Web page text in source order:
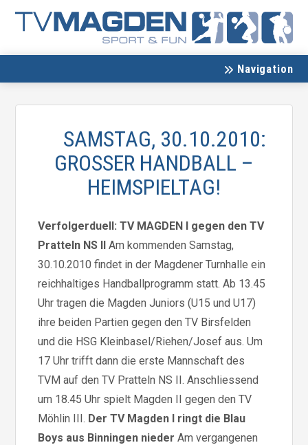
Navigation
SAMSTAG, 30.10.2010:
GROSSER HANDBALL –
HEIMSPIELTAG!
Verfolgerduell: TV MAGDEN I gegen den TV
Pratteln NS II Am kommenden Samstag,
30.10.2010 findet in der Magdener Turnhalle ein
reichhaltiges Handballprogramm statt. Ab 13.45
Uhr tragen die Magden Juniors (U15 und U17)
ihre beiden Partien gegen den TV Birsfelden
und die HSG Kleinbasel/Riehen/Josef aus. Um
17 Uhr trifft dann die erste Mannschaft des
TVM auf den TV Pratteln NS II. Anschliessend
um 18.45 Uhr spielt Magden II gegen den TV
Möhlin III. Der TV Magden I ringt die Blau
Boys aus Binningen nieder Am vergangenen